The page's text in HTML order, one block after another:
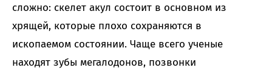
сложно: скелет акул состоит в основном из
хрящей, которые плохо сохраняются в
ископаемом состоянии. Чаще всего ученые
находят зубы мегалодонов, позвонки